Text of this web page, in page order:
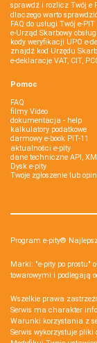
sprawdź i rozlicz Twój e
dlaczego warto
FAQ do usługi Twój e-PIT
e-Urząd Skarbowy
kody weryfikacji UPO e-
znajdź kod Urzędu
e-deklaracje VAT, CIT,
Pomoc
FAQ
filmy Video
dokumentacja - help
kalkulatory podatkowe
darmowy e-book PIT-11
aktualności e-pity
dane techniczne API,
Dysk e-pity
Twoje zgłoszenie lub
Program e-pity®
Marki: "e-pity po prostu"
towarowymi i podlegają
Wszelkie prawa
Serwis ma charakter
Warunki korzystania z
Serwis wykorzystuje pliki